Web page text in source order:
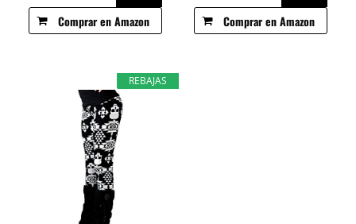
Comprar en Amazon Comprar en Amazon
REBAJAS